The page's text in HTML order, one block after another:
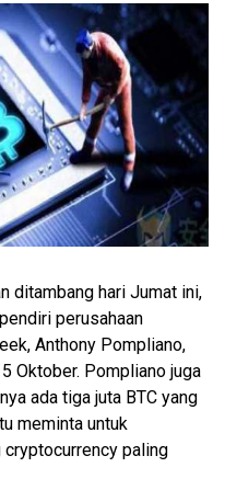
ditambang hari Jumat ini,
perusahaan
Anthony Pompliano,
Oktober. Pompliano juga
ada tiga juta BTC yang
meminta untuk
cryptocurrency paling